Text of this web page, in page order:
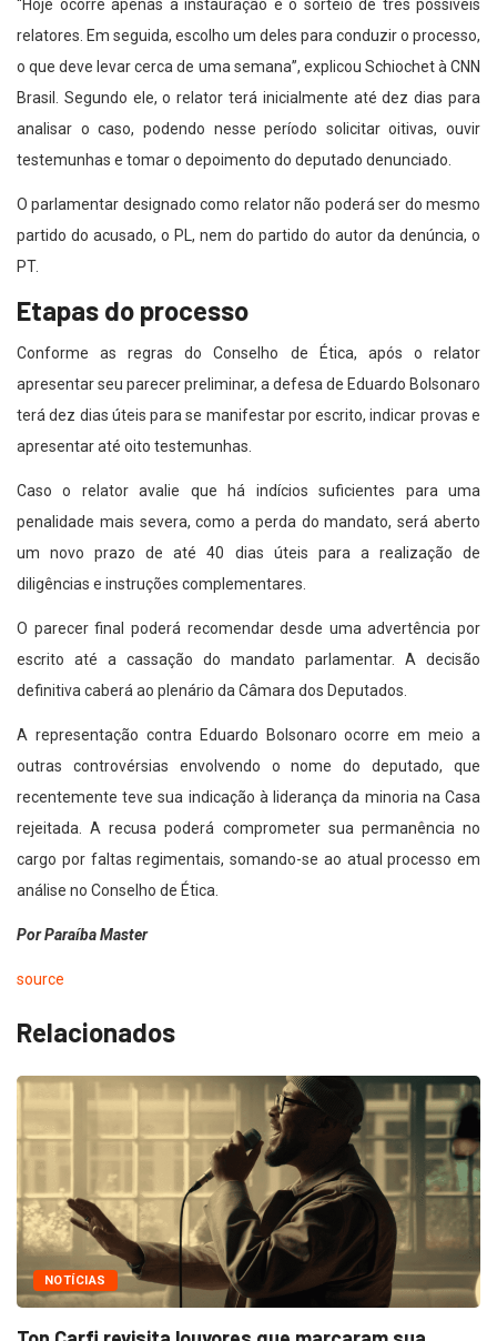
“Hoje ocorre apenas a instauração e o sorteio de três possíveis
relatores. Em seguida, escolho um deles para conduzir o processo,
o que deve levar cerca de uma semana”, explicou Schiochet à CNN
Brasil. Segundo ele, o relator terá inicialmente até dez dias para
analisar o caso, podendo nesse período solicitar oitivas, ouvir
testemunhas e tomar o depoimento do deputado denunciado.
O parlamentar designado como relator não poderá ser do mesmo
partido do acusado, o PL, nem do partido do autor da denúncia, o
PT.
Etapas do processo
Conforme as regras do Conselho de Ética, após o relator
apresentar seu parecer preliminar, a defesa de Eduardo Bolsonaro
terá dez dias úteis para se manifestar por escrito, indicar provas e
apresentar até oito testemunhas.
Caso o relator avalie que há indícios suficientes para uma
penalidade mais severa, como a perda do mandato, será aberto
um novo prazo de até 40 dias úteis para a realização de
diligências e instruções complementares.
O parecer final poderá recomendar desde uma advertência por
escrito até a cassação do mandato parlamentar. A decisão
definitiva caberá ao plenário da Câmara dos Deputados.
A representação contra Eduardo Bolsonaro ocorre em meio a
outras controvérsias envolvendo o nome do deputado, que
recentemente teve sua indicação à liderança da minoria na Casa
rejeitada. A recusa poderá comprometer sua permanência no
cargo por faltas regimentais, somando-se ao atual processo em
análise no Conselho de Ética.
Por Paraíba Master
source
Relacionados
NOTÍCIAS